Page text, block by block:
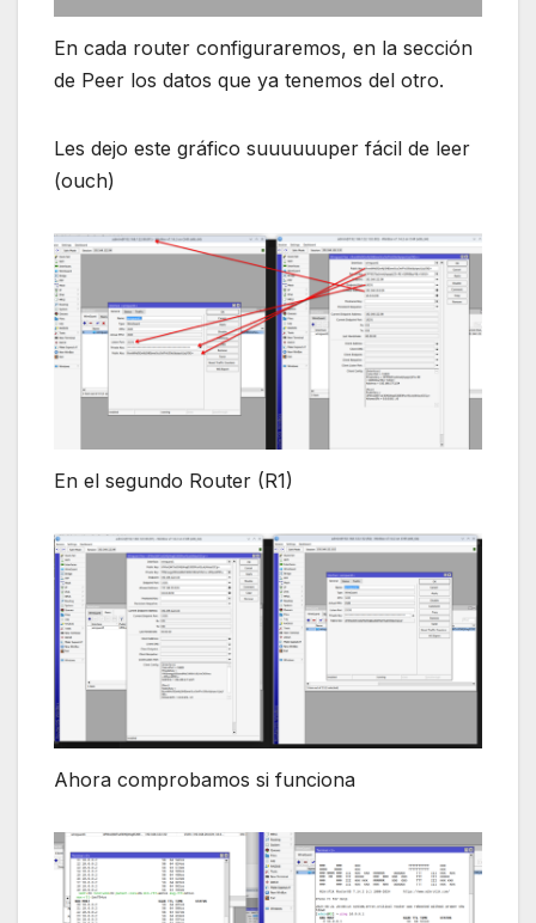
En cada router configuraremos, en la sección
de Peer los datos que ya tenemos del otro.
Les dejo este gráfico suuuuuuper fácil de leer
(ouch)
En el segundo Router (R1)
Ahora comprobamos si funciona